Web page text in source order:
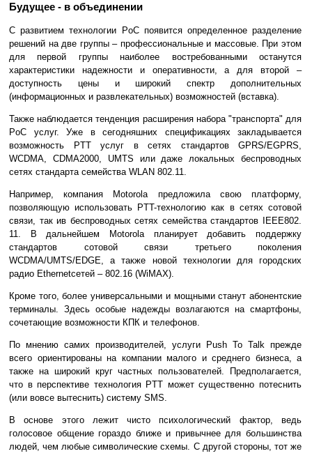
Будущее - в объединении
С развитием технологии PoC появится определенное разделение
решений на две группы – профессиональные и массовые. При этом
для первой группы наиболее востребованными останутся
характеристики надежности и оперативности, а для второй –
доступность цены и широкий спектр дополнительных
(информационных и развлекательных) возможностей (вставка).
Также наблюдается тенденция расширения набора "транспорта" для
PoC услуг. Уже в сегодняшних спецификациях закладывается
возможность PTT услуг в сетях стандартов GPRS/EGPRS,
WCDMA, CDMA2000, UMTS или даже локальных беспроводных
сетях стандарта семейства WLAN 802.11.
Например, компания Motorola предложила свою платформу,
позволяющую использовать PTT-технологию как в сетях сотовой
связи, так ив беспроводных сетях семейства стандартов IEEE802.
11. В дальнейшем Motorola планирует добавить поддержку
стандартов сотовой связи третьего поколения
WCDMA/UMTS/EDGE, а также новой технологии для городских
радио Ethernetсетей – 802.16 (WiMAX).
Кроме того, более универсальными и мощными станут абонентские
терминалы. Здесь особые надежды возлагаются на смартфоны,
сочетающие возможности КПК и телефонов.
По мнению самих производителей, услуги Push To Talk прежде
всего ориентированы на компании малого и среднего бизнеса, а
также на широкий круг частных пользователей. Предполагается,
что в перспективе технология РTT может существенно потеснить
(или вовсе вытеснить) систему SMS.
В основе этого лежит чисто психологический фактор, ведь
голосовое общение гораздо ближе и привычнее для большинства
людей, чем любые символические схемы. С другой стороны, тот же